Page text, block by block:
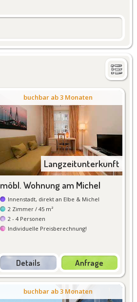
buchbar ab 3 Monaten
Langzeitunterkunft
möbl. Wohnung am Michel
Innenstadt, direkt an Elbe & Michel
2 Zimmer / 45 m²
2 - 4 Personen
Individuelle Preisberechnung!
Details
Details Anfrage
buchbar ab 3 Monaten